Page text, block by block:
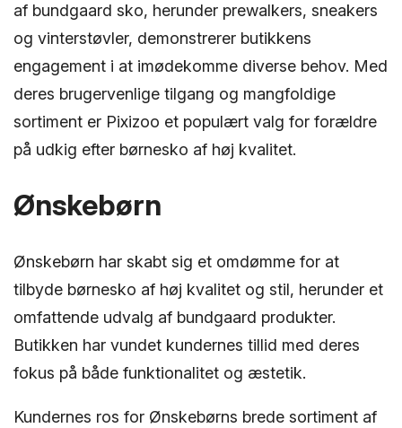
af bundgaard sko, herunder prewalkers, sneakers
og vinterstøvler, demonstrerer butikkens
engagement i at imødekomme diverse behov. Med
deres brugervenlige tilgang og mangfoldige
sortiment er Pixizoo et populært valg for forældre
på udkig efter børnesko af høj kvalitet.
Ønskebørn
Ønskebørn har skabt sig et omdømme for at
tilbyde børnesko af høj kvalitet og stil, herunder et
omfattende udvalg af bundgaard produkter.
Butikken har vundet kundernes tillid med deres
fokus på både funktionalitet og æstetik.
Kundernes ros for Ønskebørns brede sortiment af